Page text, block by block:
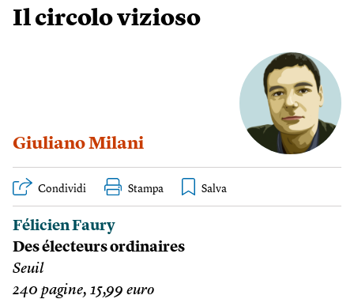
Il circolo vizioso
Giuliano Milani
Condividi Stampa
Félicien Faury
Des électeurs ordinaires
Seuil
240 pagine, 15,99 euro